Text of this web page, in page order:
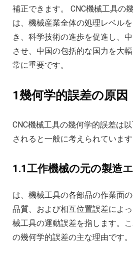
補正できます。 CNC機械工具の
は、機械産業全体の処理レベル
き、科学技術の進歩を促進し、
させ、中国の包括的な国力を大
常に重要です。
1幾何学的誤差の原因
CNC機械工具の幾何学的誤差は
されると一般に考えられています
1.1工作機械の元の製造
は、機械工具の各部品の作業面
品質、および相互位置誤差によ
械工具の運動誤差を指します。
の幾何学的誤差の主な理由です。